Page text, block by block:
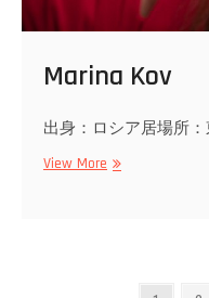
Marina Kov
出身：ロシア居場所：
View More Marina